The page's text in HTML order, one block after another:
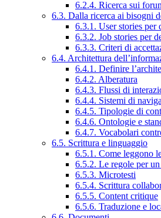
6.2.4. Ricerca sui
6.3. Dalla ricerca ai bisogni
6.3.1. User stories per
6.3.2. Job stories per
6.3.3. Criteri di
6.4. Architettura
6.4.1. Definire
6.4.2. Alberatura
6.4.3. Flussi di
6.4.4. Sistemi di
6.4.5. Tipologie di
6.4.6. Ontologie e
6.4.7. Vocabolari
6.5. Scrittura e linguaggio
6.5.1. Come leggono
6.5.2. Le regole per
6.5.3. Microtesti
6.5.4. Scrittura
6.5.5. Content critique
6.5.6. Traduzione e